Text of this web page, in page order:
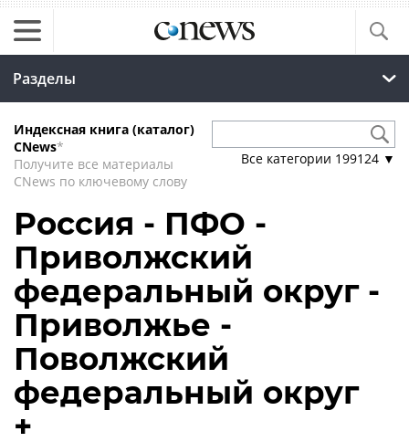
Разделы
Индексная книга (каталог)
CNews*
Получите все материалы
CNews по ключевому слову
Все категории 199124 ▼
Россия - ПФО -
Приволжский
федеральный округ -
Приволжье -
Поволжский
федеральный округ
+